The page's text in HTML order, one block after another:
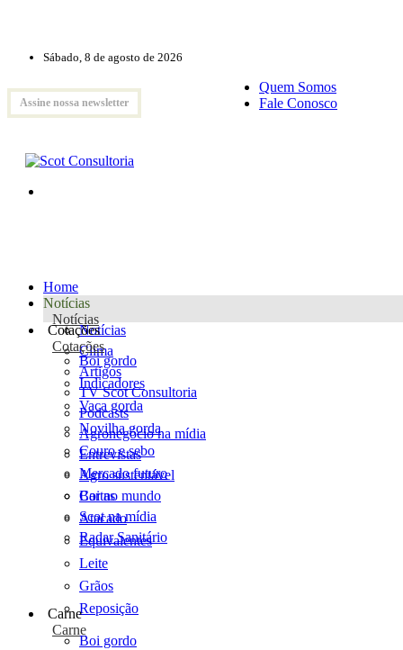
Sábado, 8 de agosto de 2026
Assine nossa newsletter
Quem Somos
Fale Conosco
Home
Notícias
Notícias
Notícias
Clima
Artigos
TV Scot Consultoria
Podcasts
Agronegócio na mídia
Entrevistas
Agro sustentável
Cartas
Scot na mídia
Radar Sanitário
Cotações
Cotações
Boi gordo
Indicadores
Vaca gorda
Novilha gorda
Couro e sebo
Mercado futuro
Boi no mundo
Atacado
Equivalentes
Leite
Grãos
Reposição
Carne
Carne
Boi gordo